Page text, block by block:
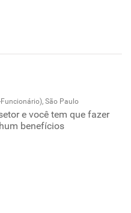
São Paulo
e você tem que fazer
benefícios